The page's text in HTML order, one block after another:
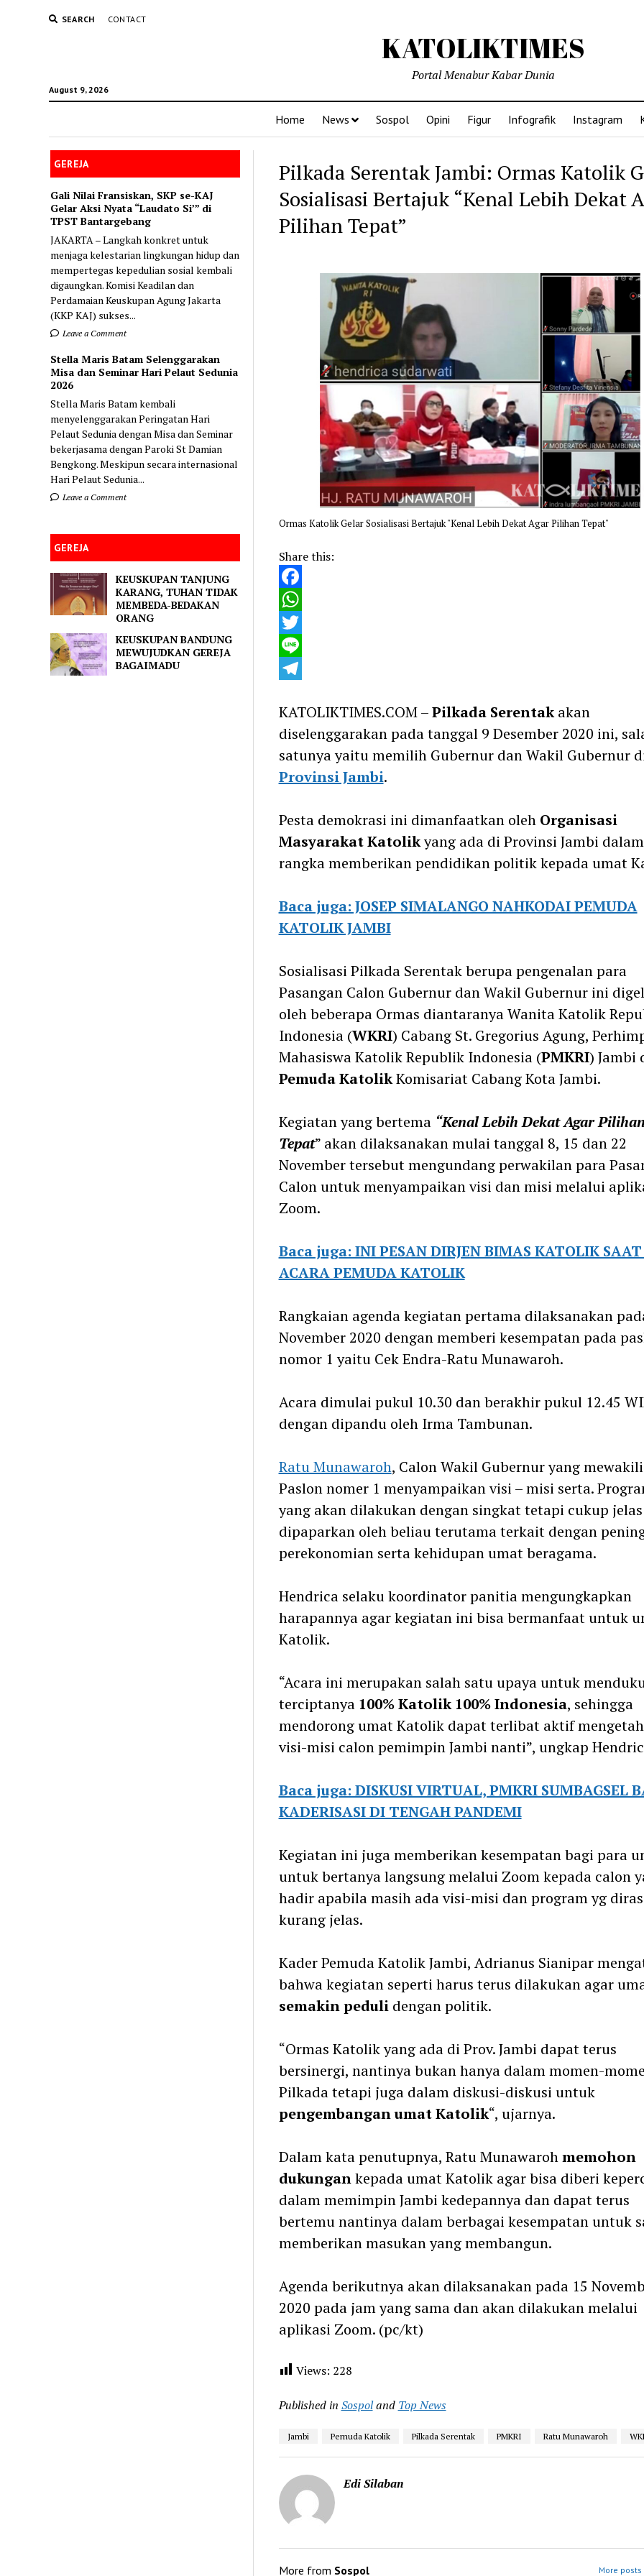
SEARCH CONTACT
KATOLIKTIMES
August 9, 2026
Portal Menabur Kabar Dunia
Home News Sospol Opini Figur Infografik Instagram
GEREJA
Gali Nilai Fransiskan, SKP se-KAJ
Gelar Aksi Nyata “Laudato Si’” di
TPST Bantargebang
JAKARTA – Langkah konkret untuk
menjaga kelestarian lingkungan hidup dan
mempertegas kepedulian sosial kembali
digaungkan. Komisi Keadilan dan
Perdamaian Keuskupan Agung Jakarta
(KKP KAJ) sukses...
Leave a Comment
Stella Maris Batam Selenggarakan
Misa dan Seminar Hari Pelaut Sedunia
2026
Stella Maris Batam kembali
menyelenggarakan Peringatan Hari
Pelaut Sedunia dengan Misa dan Seminar
bekerjasama dengan Paroki St Damian
Bengkong. Meskipun secara internasional
Hari Pelaut Sedunia...
Leave a Comment
GEREJA
KEUSKUPAN TANJUNG
KARANG, TUHAN TIDAK
MEMBEDA-BEDAKAN
ORANG
KEUSKUPAN BANDUNG
MEWUJUDKAN GEREJA
BAGAIMADU
Pilkada Serentak Jambi: Ormas Katolik
Sosialisasi Bertajuk “Kenal Lebih Dekat
Pilihan Tepat”
Ormas Katolik Gelar Sosialisasi Bertajuk "Kenal Lebih Dekat Agar Pilihan Tepat"
Share this:
Facebook
WhatsApp
Twitter
Line
KATOLIKTIMES.COM –Pilkada Serentakakan
diselenggarakan pada tanggal 9 Desember 2020 ini,
satunya yaitu memilih Gubernur dan Wakil Gubernur
Provinsi Jambi.
Pesta demokrasi ini dimanfaatkan oleh Organisasi
Masyarakat Katolikyang ada di Provinsi Jambi dalam
rangka memberikan pendidikan politik kepada umat
Baca juga: JOSEP SIMALANGO NAHKODAI PEMUDA
KATOLIK JAMBI
Sosialisasi Pilkada Serentak berupa pengenalan para
Pasangan Calon Gubernur dan Wakil Gubernur ini
oleh beberapa Ormas diantaranya Wanita Katolik
Indonesia (WKRI) Cabang St. Gregorius Agung,
Mahasiswa Katolik Republik Indonesia (PMKRI) Jambi
Pemuda KatolikKomisariat Cabang Kota Jambi.
Kegiatan yang bertema “Kenal Lebih Dekat Agar Pilihan
Tepat” akan dilaksanakan mulai tanggal 8, 15 dan 22
November tersebut mengundang perwakilan para
Calon untuk menyampaikan visi dan misi melalui
Zoom.
Baca juga: INI PESAN DIRJEN BIMAS KATOLIK
ACARA PEMUDA KATOLIK
Rangkaian agenda kegiatan pertama dilaksanakan
November 2020 dengan memberi kesempatan pada
nomor 1 yaitu Cek Endra-Ratu Munawaroh.
Acara dimulai pukul 10.30 dan berakhir pukul 12.45
dengan dipandu oleh Irma Tambunan.
Ratu Munawaroh, Calon Wakil Gubernur yang mewakili
Paslon nomer 1 menyampaikan visi – misi serta.
yang akan dilakukan dengan singkat tetapi cukup jelas
dipaparkan oleh beliau terutama terkait dengan
perekonomian serta kehidupan umat beragama.
Hendrica selaku koordinator panitia mengungkapkan
harapannya agar kegiatan ini bisa bermanfaat untuk
Katolik.
“Acara ini merupakan salah satu upaya untuk
terciptanya 100% Katolik 100% Indonesia, sehingga
mendorong umat Katolik dapat terlibat aktif
visi-misi calon pemimpin Jambi nanti”, ungkap
Baca juga: DISKUSI VIRTUAL, PMKRI SUMBAGSEL
KADERISASI DI TENGAH PANDEMI
Kegiatan ini juga memberikan kesempatan bagi para
untuk bertanya langsung melalui Zoom kepada calon
hadir apabila masih ada visi-misi dan program yg
kurang jelas.
Kader Pemuda Katolik Jambi, Adrianus Sianipar
bahwa kegiatan seperti harus terus dilakukan agar
semakin pedulidengan politik.
“Ormas Katolik yang ada di Prov. Jambi dapat terus
bersinergi, nantinya bukan hanya dalam momen-
Pilkada tetapi juga dalam diskusi-diskusi untuk
pengembangan umat Katolik“, ujarnya.
Dalam kata penutupnya, Ratu Munawarohmemohon
dukungankepada umat Katolik agar bisa diberi
dalam memimpin Jambi kedepannya dan dapat terus
bertemu nantinya dalam berbagai kesempatan untuk
memberikan masukan yang membangun.
Agenda berikutnya akan dilaksanakan pada 15
2020 pada jam yang sama dan akan dilakukan melalui
aplikasi Zoom. (pc/kt)
Views: 228
Published in Sospoland Top News
Jambi Pemuda Katolik Pilkada Serentak PMKRI Ratu Munawaroh
Edi Silaban
More from Sospol More